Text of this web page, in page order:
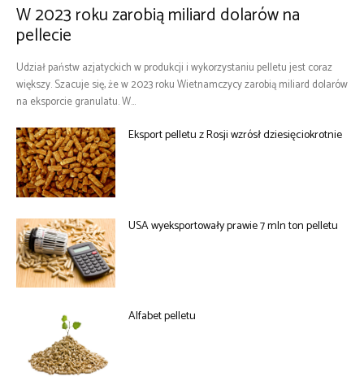
W 2023 roku zarobią miliard dolarów na
pellecie
Udział państw azjatyckich w produkcji i wykorzystaniu pelletu jest coraz
większy. Szacuje się, że w 2023 roku Wietnamczycy zarobią miliard dolarów
na eksporcie granulatu. W...
Eksport pelletu z Rosji wzrósł dziesięciokrotnie
USA wyeksportowały prawie 7 mln ton pelletu
Alfabet pelletu